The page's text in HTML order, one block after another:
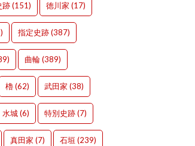
跡(151) 徳川家 (17)
指定史跡(387)
曲輪(389)
櫓(62) 武田家 (38)
水城(6) 特別史跡(7)
真田家 (7) 石垣 (239)